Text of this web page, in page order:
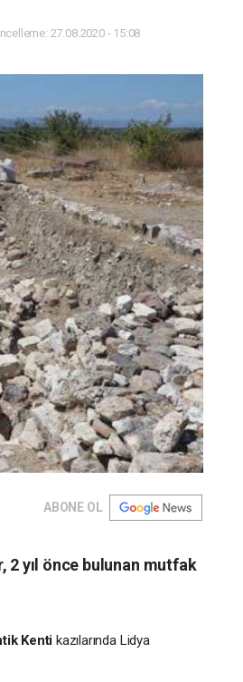
27.08.2020 - 15:08
ABONE OL
2 yıl önce bulunan mutfak
Kenti kazılarında Lidya